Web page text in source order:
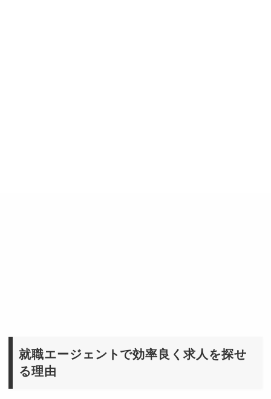
就職エージェントで効率良く求人を探せ
る理由